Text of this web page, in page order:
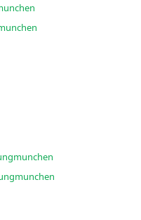
Reinigungmunchen
Reinigungmunchen
Moosach Reinigungmunchen
München Reinigungmunchen